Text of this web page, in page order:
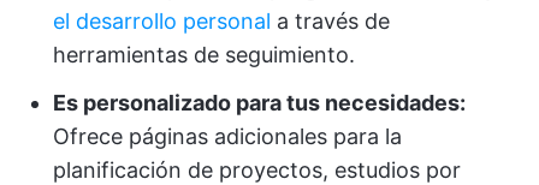
el desarrollo personal a través de
herramientas de seguimiento.
Es personalizado para tus necesidades:
Ofrece páginas adicionales para la
planificación de proyectos, estudios por